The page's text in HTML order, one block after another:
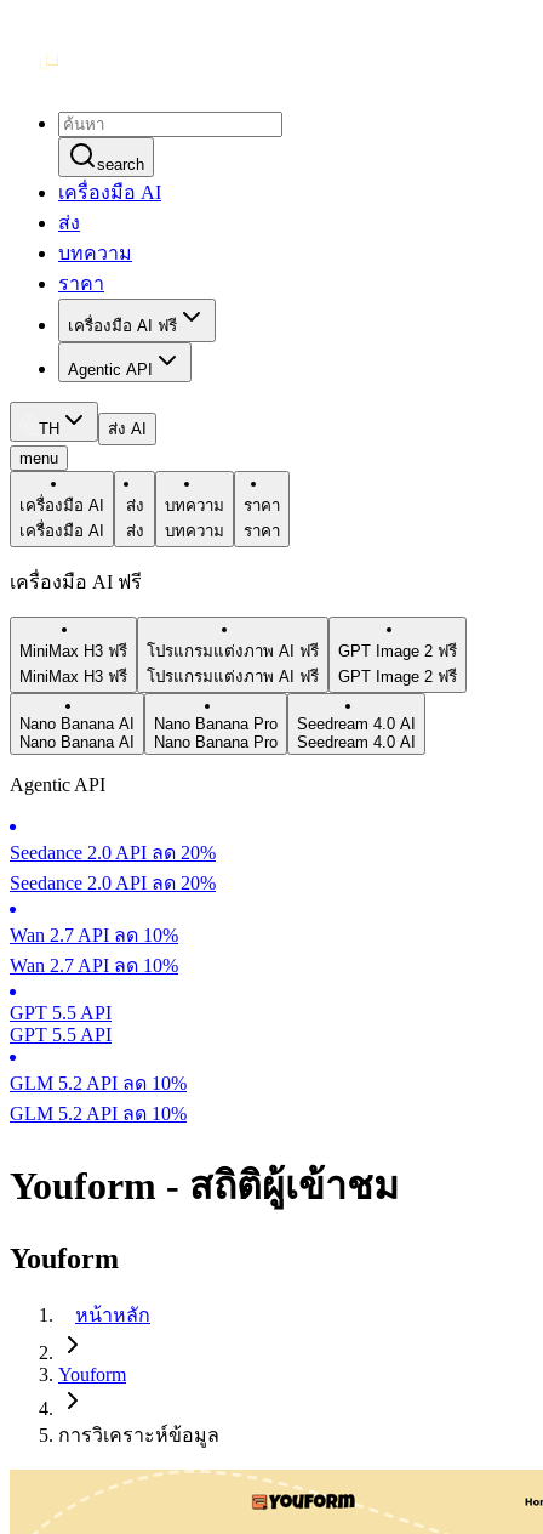
search
เครื่องมือ AI
ส่ง
บทความ
ราคา
เครื่องมือ AI ฟรี
Agentic API
TH
ส่ง AI
menu
เครื่องมือ AI
เครื่องมือ AI
ส่ง
ส่ง
บทความ
บทความ
ราคา
ราคา
เครื่องมือ AI ฟรี
MiniMax H3 ฟรี
MiniMax H3 ฟรี
โปรแกรมแต่งภาพ AI ฟรี
โปรแกรมแต่งภาพ AI ฟรี
GPT Image 2 ฟรี
GPT Image 2 ฟรี
Nano Banana AI
Nano Banana AI
Nano Banana Pro
Nano Banana Pro
Seedream 4.0 AI
Seedream 4.0 AI
Agentic API
Seedance 2.0 API ลด 20%
Seedance 2.0 API ลด 20%
Wan 2.7 API ลด 10%
Wan 2.7 API ลด 10%
GPT 5.5 API
GPT 5.5 API
GLM 5.2 API ลด 10%
GLM 5.2 API ลด 10%
Youform - สถิติผู้เข้าชม
Youform
หน้าหลัก
Youform
การวิเคราะห์ข้อมูล